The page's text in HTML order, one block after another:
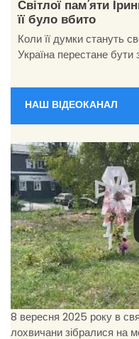
Світлої пам’яти
її було вбито
Коли її думки стануть
Україна перестане бути
НАШ ВІДЕОКАНАЛ
8 вересня 2025 року в
лохвичани зібралися на